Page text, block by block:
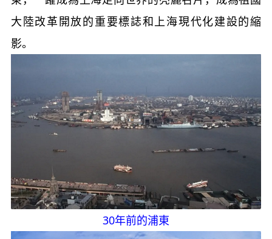
大陸改革開放的重要標誌和上海現代化建設的縮
影。
30年前的浦東